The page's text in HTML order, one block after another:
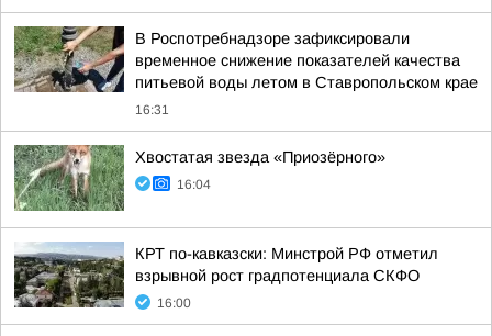
В Роспотребнадзоре зафиксировали
временное снижение показателей качества
питьевой воды летом в Ставропольском крае
16:31
Хвостатая звезда «Приозёрного»
16:04
КРТ по-кавказски: Минстрой РФ отметил
взрывной рост градпотенциала СКФО
16:00